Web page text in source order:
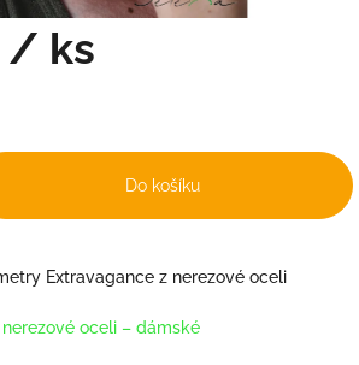
/ ks
Do košíku
Extravagance z nerezové oceli
nerezové oceli – dámské